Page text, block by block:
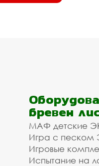
бревен
МАФ детские
Игра с песком
Игровые
Испытание на